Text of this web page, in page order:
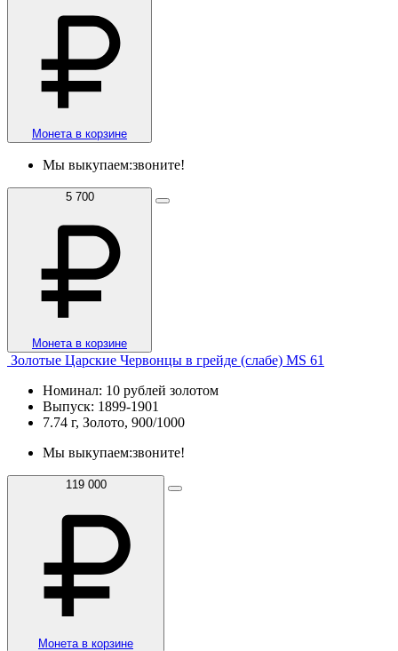
Монета в корзине
Мы выкупаем:звоните!
5 700
Монета в корзине
Золотые Царские Червонцы в грейде (слабе) MS 61
Номинал: 10 рублей золотом
Выпуск: 1899-1901
7.74 г, Золото, 900/1000
Мы выкупаем:звоните!
119 000
Монета в корзине